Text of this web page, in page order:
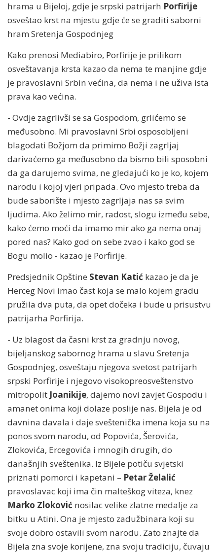
hrama u Bijeloj, gdje je srpski patrijarh Porfirije
osveštao krst na mjestu gdje će se graditi saborni
hram Sretenja Gospodnjeg
Kako prenosi Mediabiro, Porfirije je prilikom
osveštavanja krsta kazao da nema te manjine gdje
je pravoslavni Srbin većina, da nema i ne uživa ista
prava kao većina.
- Ovdje zagrlivši se sa Gospodom, grlićemo se
međusobno. Mi pravoslavni Srbi osposobljeni
blagodati Božjom da primimo Božji zagrljaj
darivaćemo ga međusobno da bismo bili sposobni
da ga darujemo svima, ne gledajući ko je ko, kojem
narodu i kojoj vjeri pripada. Ovo mjesto treba da
bude saborište i mjesto zagrljaja nas sa svim
ljudima. Ako želimo mir, radost, slogu između sebe,
kako ćemo moći da imamo mir ako ga nema onaj
pored nas? Kako god on sebe zvao i kako god se
Bogu molio - kazao je Porfirije.
Predsjednik Opštine Stevan Katić kazao je da je
Herceg Novi imao čast koja se malo kojem gradu
pružila dva puta, da opet dočeka i bude u prisustvu
patrijarha Porfirija.
- Uz blagost da časni krst za gradnju novog,
bijeljanskog sabornog hrama u slavu Sretenja
Gospodnjeg, osveštaju njegova svetost patrijarh
srpski Porfirije i njegovo visokopreosveštenstvo
mitropolit Joanikije, dajemo novi zavjet Gospodu i
amanet onima koji dolaze poslije nas. Bijela je od
davnina davala i daje sveštenička imena koja su na
ponos svom narodu, od Popovića, Šerovića,
Zlokovića, Ercegovića i mnogih drugih, do
današnjih sveštenika. Iz Bijele potiču svjetski
priznati pomorci i kapetani – Petar Želalić
pravoslavac koji ima čin malteškog viteza, knez
Marko Zloković nosilac velike zlatne medalje za
bitku u Atini. Ona je mjesto zadužbinara koji su
svoje dobro ostavili svom narodu. Zato znajte da
Bijela zna svoje korijene, zna svoju tradiciju, čuvaju